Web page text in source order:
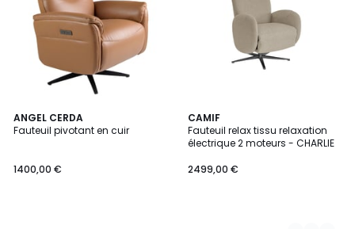
ANGEL CERDA
Fauteuil pivotant en cuir
1400,00 €
CAMIF
Fauteuil relax tissu relaxation
électrique 2 moteurs - CHARLIE
2499,00 €
4
Couleurs